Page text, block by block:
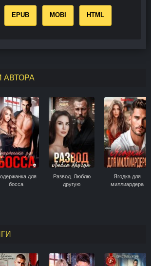
EPUB MOBI HTML
АВТОРА
для
босса
Развод. Люблю
другую
Ягодка для
миллиардера